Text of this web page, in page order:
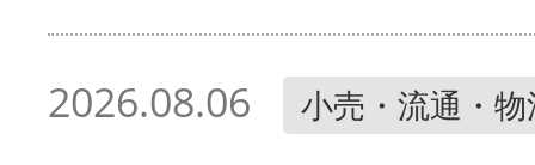
2026.08.06 小売・流通・